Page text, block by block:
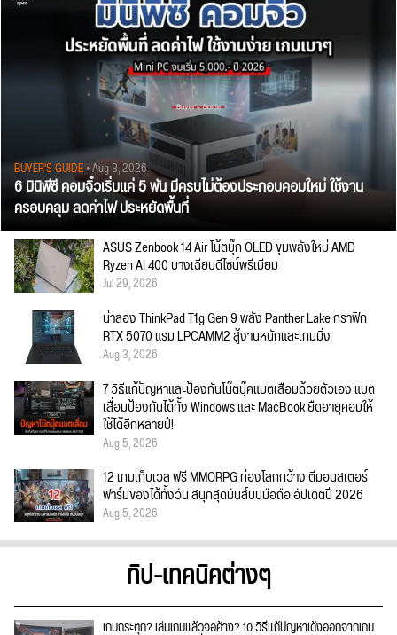
BUYER'S GUIDE• Aug 3, 2026
6 มินิพีซี คอมจิ๋วเริ่มแค่ 5 พัน มีครบไม่ต้องประกอบคอมใหม่ ใช้งาน
ครอบคลุม ลดค่าไฟ ประหยัดพื้นที่
ASUS Zenbook 14 Air โน้ตบุ๊ก OLED ขุมพลังใหม่ AMD
Ryzen AI 400 บางเฉียบดีไซน์พรีเมียม
Jul 29, 2026
น่าลอง ThinkPad T1g Gen 9 พลัง Panther Lake กราฟิก
RTX 5070 แรม LPCAMM2 สู้งานหนักและเกมมิ่ง
Aug 3, 2026
7 วิธีแก้ปัญหาและป้องกันโน๊ตบุ๊คแบตเสื่อมด้วยตัวเอง แบต
เสื่อมป้องกันได้ทั้ง Windows และ MacBook ยืดอายุคอมให้
ใช้ได้อีกหลายปี!
Aug 5, 2026
12 เกมเก็บเวล ฟรี MMORPG ท่องโลกกว้าง ตีมอนสเตอร์
ฟาร์มของได้ทั้งวัน สนุกสุดมันส์บนมือถือ อัปเดตปี 2026
Aug 5, 2026
ทิป-เทคนิคต่างๆ
เกมกระตุก? เล่นเกมแล้วจอค้าง? 10 วิธีแก้ปัญหาเด้งออกจากเกม